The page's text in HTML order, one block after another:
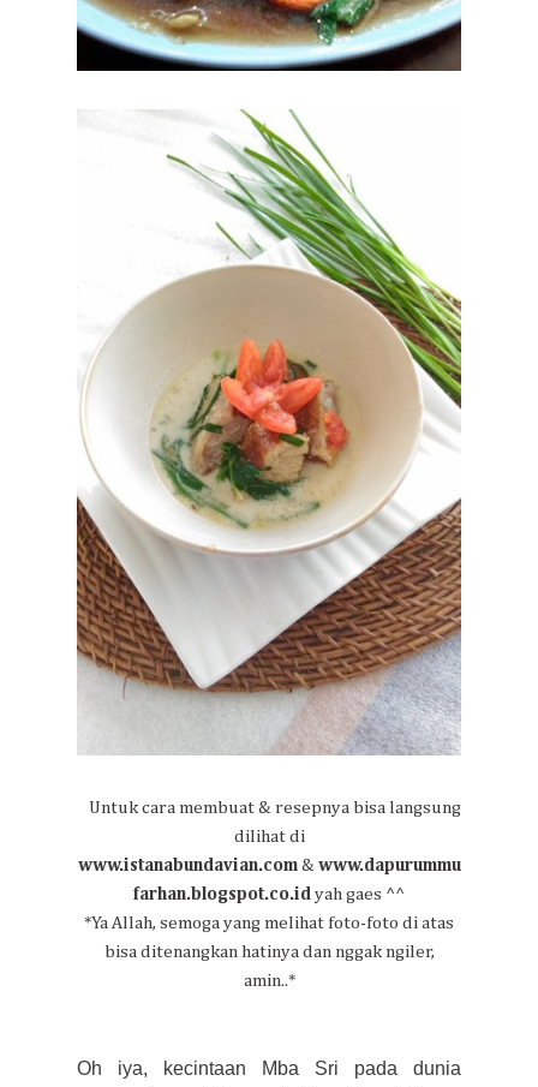
Untuk cara membuat & resepnya bisa langsung
dilihat di
www.istanabundavian.com& www.dapurummu
farhan.blogspot.co.id yah gaes ^^
*Ya Allah, semoga yang melihat foto-foto di atas
bisa ditenangkan hatinya dan nggak ngiler,
amin..*
Oh iya, kecintaan Mba Sri pada dunia